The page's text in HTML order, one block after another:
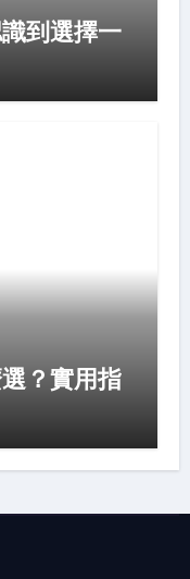
到選擇一
？實用指